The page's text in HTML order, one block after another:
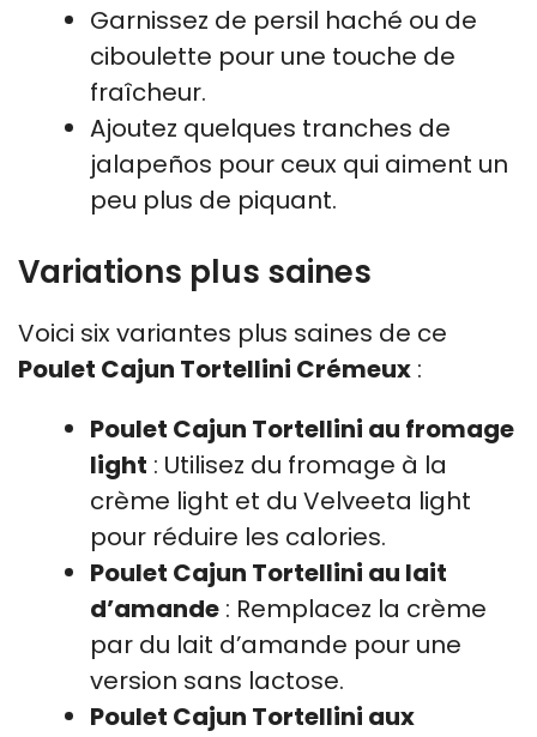
Garnissez de persil haché ou de
ciboulette pour une touche de
fraîcheur.
Ajoutez quelques tranches de
jalapeños pour ceux qui aiment un
peu plus de piquant.
Variations plus saines
Voici six variantes plus saines de ce
Poulet Cajun Tortellini Crémeux :
Poulet Cajun Tortellini au fromage
light : Utilisez du fromage à la
crème light et du Velveeta light
pour réduire les calories.
Poulet Cajun Tortellini au lait
d’amande : Remplacez la crème
par du lait d’amande pour une
version sans lactose.
Poulet Cajun Tortellini aux